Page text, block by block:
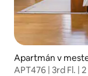
Apartmán v
APT476 | 3rd Fl. |